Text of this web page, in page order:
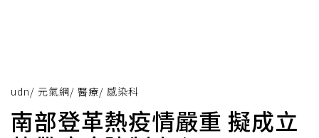
udn/ 元氣網/ 醫療/ 感染科
南部登革熱疫情嚴重 擬成立